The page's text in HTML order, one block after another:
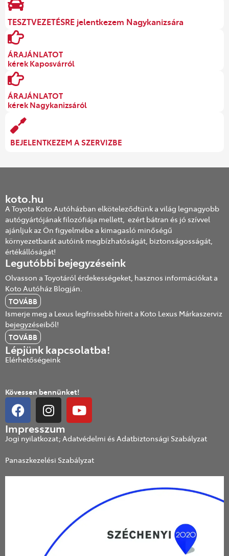
TESZTVEZETÉSRE jelentkezem Nagykanizsára
ÁRAJÁNLATOT
kérek Kaposvárról
ÁRAJÁNLATOT
kérek Nagykanizsáról
BEJELENTKEZEM A SZERVIZBE
koto.hu
A Toyota Koto Autóházban elköteleződtünk a világ legnagyobb
autógyártójának filozófiája mellett, ezért bátran és jó szívvel
ajánljuk az Ön figyelmébe a kimagasló minőségű
környezetbarát autóink megbízhatóságát, biztonságosságát,
értékállóságát!
Legutóbbi bejegyzéseink
Olvasson a Toyotáról érdekességeket, hasznos információkat a
Koto Autóház Blogján.
TOVÁBB
Ismerje meg a Lexus legfrissebb híreit a Koto Lexus Márkaszerviz
bejegyzéseiből!
TOVÁBB
Lépjünk kapcsolatba!
Elérhetőségeink
Kövessen bennünket!
Impresszum
Jogi nyilatkozat; Adatvédelmi és Adatbiztonsági Szabályzat
Panaszkezelési Szabályzat